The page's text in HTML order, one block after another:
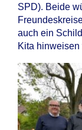
SPD). Beide
auch ein
Kita hinweisen